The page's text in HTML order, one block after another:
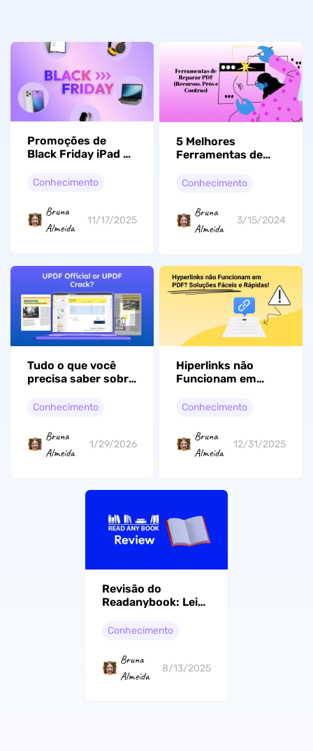
Promoções de
Black Friday iPad e
que Você Precisa
Conhecimento
Bruna
Almeida
11/17/2025
5 Melhores
Ferramentas de
(Windows, Mac e
Conhecimento
Bruna
Almeida
3/15/2024
Tudo o que você
precisa saber sobre
Conhecimento
Bruna
Almeida
1/29/2026
Hiperlinks não
Funcionam em
Fáceis e Rápidas!
Conhecimento
Bruna
Almeida
12/31/2025
Revisão do
Readanybook: Leia
Conhecimento
Bruna
Almeida
8/13/2025